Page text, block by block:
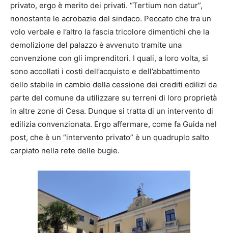
privato, ergo è merito dei privati. “Tertium non datur”,
nonostante le acrobazie del sindaco. Peccato che tra un
volo verbale e l’altro la fascia tricolore dimentichi che la
demolizione del palazzo è avvenuto tramite una
convenzione con gli imprenditori. I quali, a loro volta, si
sono accollati i costi dell’acquisto e dell’abbattimento
dello stabile in cambio della cessione dei crediti edilizi da
parte del comune da utilizzare su terreni di loro proprietà
in altre zone di Cesa. Dunque si tratta di un intervento di
edilizia convenzionata. Ergo affermare, come fa Guida nel
post, che è un “intervento privato” è un quadruplo salto
carpiato nella rete delle bugie.